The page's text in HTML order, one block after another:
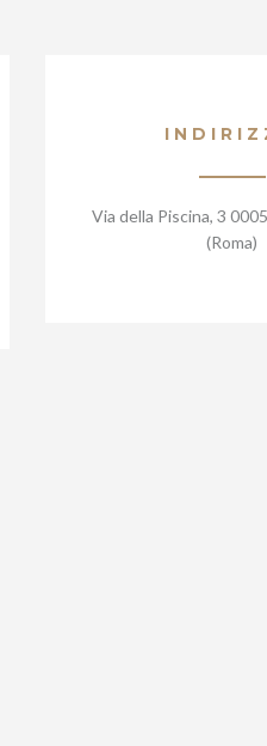
Via della Piscina, 3
(Roma)